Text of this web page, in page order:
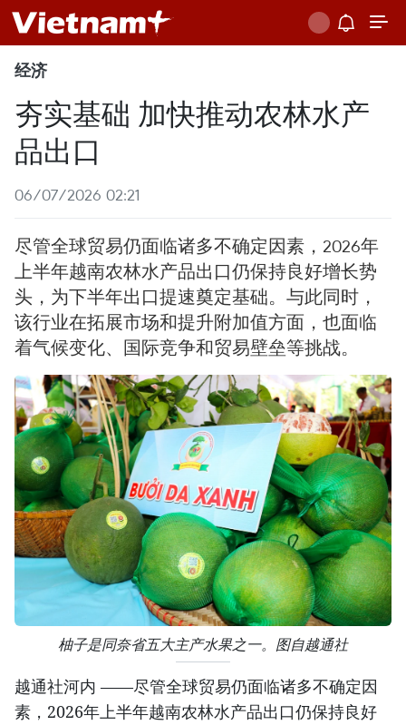
经济
夯实基础 加快推动农林水产
品出口
06/07/2026 02:21
尽管全球贸易仍面临诸多不确定因素，2026年
上半年越南农林水产品出口仍保持良好增长势
头，为下半年出口提速奠定基础。与此同时，
该行业在拓展市场和提升附加值方面，也面临
着气候变化、国际竞争和贸易壁垒等挑战。
柚子是同奈省五大主产水果之一。图自越通社
越通社河内 ——尽管全球贸易仍面临诸多不确定因
素，2026年上半年越南农林水产品出口仍保持良好